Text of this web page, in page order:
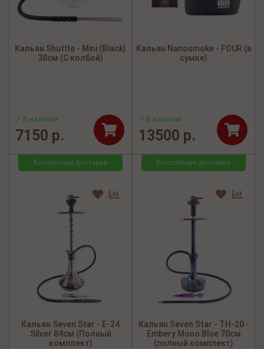
Кальян Shuttle - Mini (Black)
38см (С колбой)
✓ В наличии
7150 р.
Кальян Nanosmoke - FOUR (в
сумке)
✓ В наличии
13500 р.
Бесплатная доставка
Кальян Seven Star - E-24
Silver 84см (Полный
комплект)
Бесплатная доставка
Кальян Seven Star - TH-20 -
Embery Mono Blue 70см
(полный комплект)